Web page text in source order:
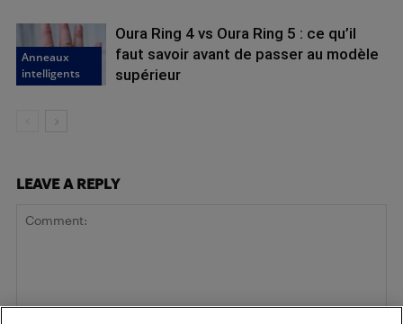
Anneaux
intelligents
Oura Ring 4 vs Oura Ring 5 : ce qu’il
faut savoir avant de passer au modèle
supérieur
LEAVE A REPLY